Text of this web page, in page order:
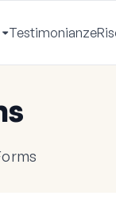
Apri
Menu
Testimonianze